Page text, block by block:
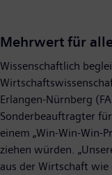
Mehrwert für
Wissenschaftlich
Erlangen-Nürnberg
Sonderbeauftragter
einem „Win-Win-Win-
ziehen würden.
aus der Wirtschaft wie